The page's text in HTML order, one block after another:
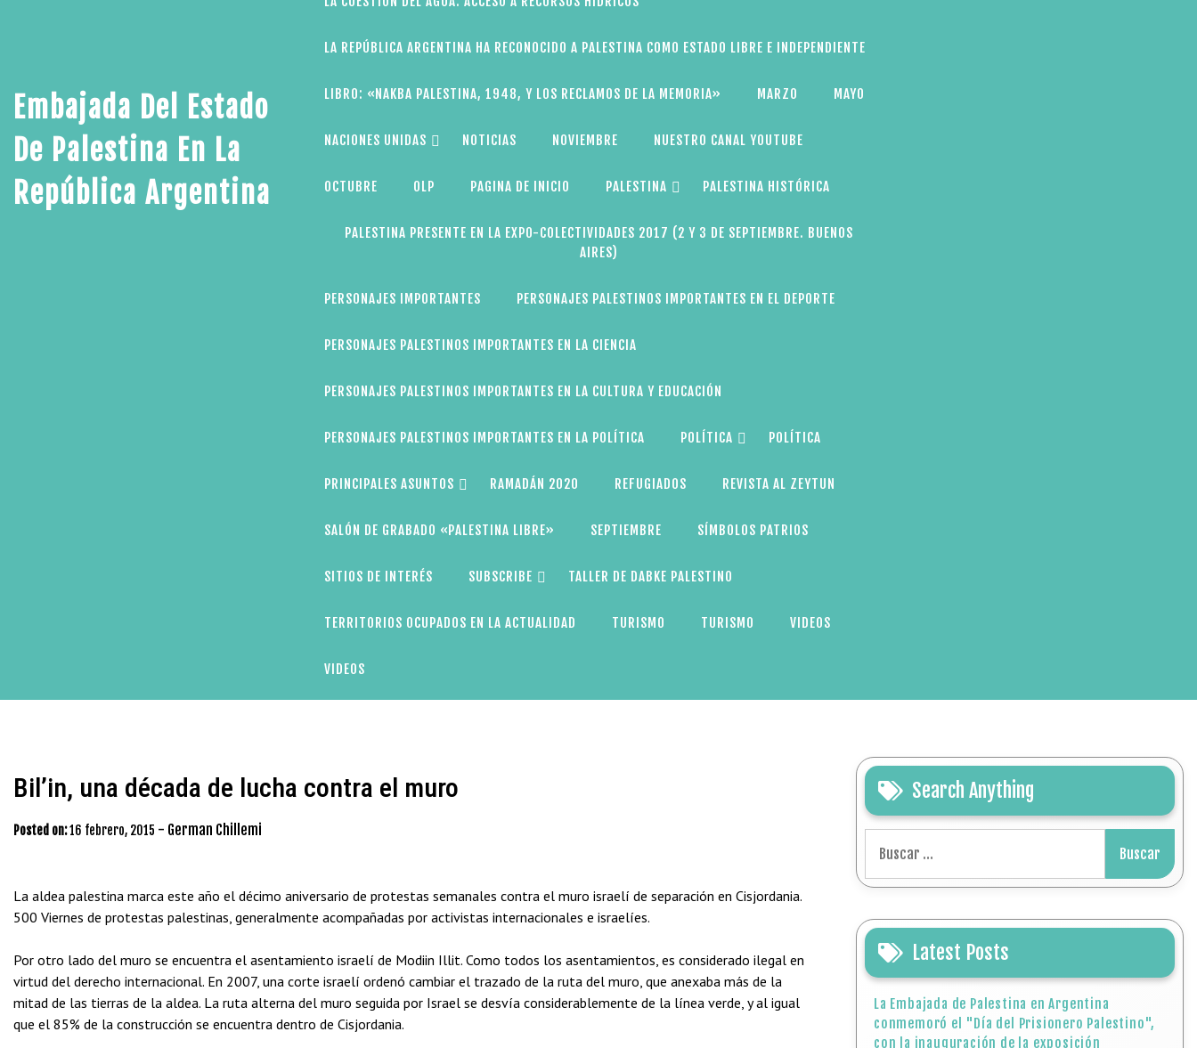
Embajada Del Estado
De Palestina En La
República Argentina
LA REPÚBLICA ARGENTINA HA RECONOCIDO A PALESTINA COMO ESTADO LIBRE E INDEPENDIENTE
LIBRO: «NAKBA PALESTINA, 1948, Y LOS RECLAMOS DE LA MEMORIA» MARZO MAYO
NACIONES UNIDAS NOTICIAS NOVIEMBRE NUESTRO CANAL YOUTUBE
OCTUBRE OLP PAGINA DE INICIO PALESTINA PALESTINA HISTÓRICA
PALESTINA PRESENTE EN LA EXPO-COLECTIVIDADES 2017 (2 Y 3 DE SEPTIEMBRE. BUENOS
AIRES)
PERSONAJES IMPORTANTES PERSONAJES PALESTINOS IMPORTANTES EN EL DEPORTE
PERSONAJES PALESTINOS IMPORTANTES EN LA CIENCIA
PERSONAJES PALESTINOS IMPORTANTES EN LA CULTURA Y EDUCACIÓN
PERSONAJES PALESTINOS IMPORTANTES EN LA POLÍTICA POLÍTICA POLÍTICA
PRINCIPALES ASUNTOS RAMADÁN 2020 REFUGIADOS REVISTA AL ZEYTUN
SALÓN DE GRABADO «PALESTINA LIBRE» SEPTIEMBRE SÍMBOLOS PATRIOS
SITIOS DE INTERÉS SUBSCRIBE TALLER DE DABKE PALESTINO
TERRITORIOS OCUPADOS EN LA ACTUALIDAD TURISMO TURISMO VIDEOS
VIDEOS
Bil’in, una década de lucha contra el muro
Posted on:16 febrero, 2015 - German Chillemi
La aldea palestina‬ marca este año el décimo aniversario de protestas semanales contra el muro israelí de separación en Cisjordania.
500 Viernes de protestas palestinas, generalmente acompañadas por activistas internacionales e israelíes.
Por otro lado del muro se encuentra el asentamiento israelí de Modiin Illit. Como todos los asentamientos, es considerado ilegal en
virtud del derecho internacional. En 2007, una corte israelí ordenó cambiar el trazado de la ruta del muro, que anexaba más de la
mitad de las tierras de la aldea. La ruta alterna del muro seguida por Israel se desvía considerablemente de la línea verde, y al igual
que el 85% de la construcción se encuentra dentro de Cisjordania.
Search Anything
Latest Posts
La Embajada de Palestina en Argentina
conmemoró el "Día del Prisionero Palestino",
con la inauguración de la exposición